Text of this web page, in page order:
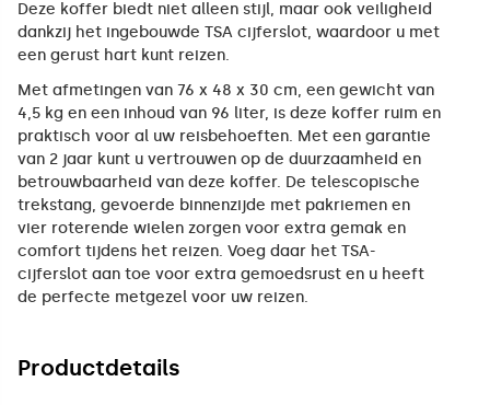
Deze koffer biedt niet alleen stijl, maar ook veiligheid
dankzij het ingebouwde TSA cijferslot, waardoor u met
een gerust hart kunt reizen.
Met afmetingen van 76 x 48 x 30 cm, een gewicht van
4,5 kg en een inhoud van 96 liter, is deze koffer ruim en
praktisch voor al uw reisbehoeften. Met een garantie
van 2 jaar kunt u vertrouwen op de duurzaamheid en
betrouwbaarheid van deze koffer. De telescopische
trekstang, gevoerde binnenzijde met pakriemen en
vier roterende wielen zorgen voor extra gemak en
comfort tijdens het reizen. Voeg daar het TSA-
cijferslot aan toe voor extra gemoedsrust en u heeft
de perfecte metgezel voor uw reizen.
Productdetails